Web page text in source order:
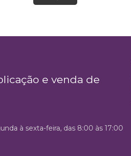
e venda de
à sexta-feira, das 8:00 às 17:00